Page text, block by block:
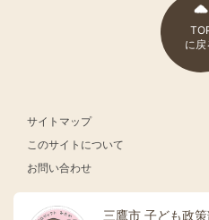
に戻
サイトマップ
このサイトについて
お問い合わせ
三鷹市 子ども政